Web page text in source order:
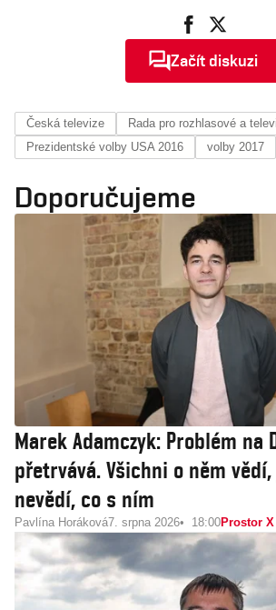
Začít diskuzi
Česká televize
Rada pro rozhlasové a
Prezidentské volby USA 2016
volby 2017
Doporučujeme
Marek Adamczyk: Problém na
přetrvává. Všichni o něm
nevědí, co s ním
Pavlína Horáková7. srpna 2026 18:00Prostor X